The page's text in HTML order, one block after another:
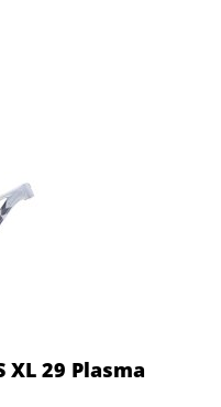
XL 29 Plasma